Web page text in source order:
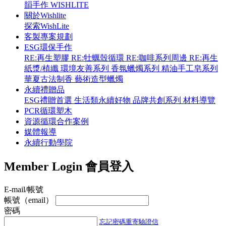
韻手作 WISHLITE
關於Wishlite
探索WishLite
客製專案規劃
ESG環保手作
RE:再生塑膠 RE:牡蠣殼循環 RE:咖啡系列周邊 RE:再生
紙漿/植纖 環境友善系列 香氛蠟燭系列 精油手工皂系列
華夏古法制香 藝術造型蠟燭
永續禮贈品
ESG禮贈首選 生活類永續好物 品牌共創系列 材料導覽
PCR循環塑木
資源循環合作案例
媒體報導
永續行動學院
Member Login 會員登入
E-mail/帳號
帳號（email）
密碼
忘記密碼重寄驗證信